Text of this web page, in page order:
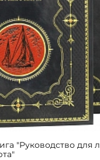
"Руководство для